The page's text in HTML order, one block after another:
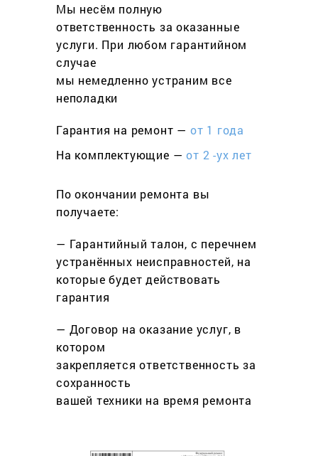
Мы несём полную
ответственность за оказанные
услуги. При любом гарантийном
cлучае
мы немедленно устраним все
неполадки
Гарантия на ремонт — от 1 года
На комплектующие —от 2 -ух лет
По окончании ремонта вы
получаете:
— Гарантийный талон, с перечнем
устранённых неисправностей, на
которые будет действовать
гарантия
— Договор на оказание услуг, в
котором
закрепляется ответственность за
сохранность
вашей техники на время ремонта